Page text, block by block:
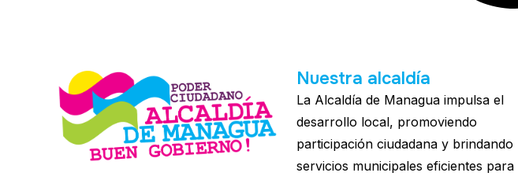
Nuestra alcaldía
La Alcaldía de Managua impulsa el
desarrollo local, promoviendo
participación ciudadana y brindando
servicios municipales eficientes para